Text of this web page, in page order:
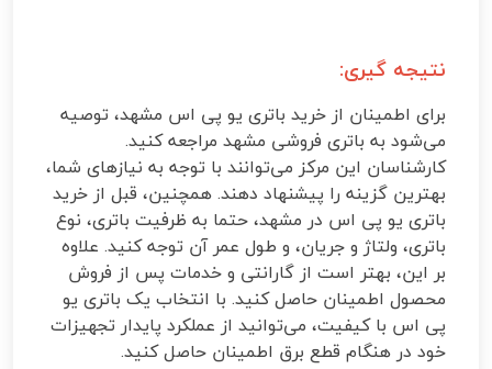
نتیجه گیری:
برای اطمینان از خرید باتری یو پی اس مشهد، توصیه
می‌شود به باتری فروشی مشهد مراجعه کنید.
کارشناسان این مرکز می‌توانند با توجه به نیازهای شما،
بهترین گزینه را پیشنهاد دهند. همچنین، قبل از خرید
باتری یو پی اس در مشهد، حتما به ظرفیت باتری، نوع
باتری، ولتاژ و جریان، و طول عمر آن توجه کنید. علاوه
بر این، بهتر است از گارانتی و خدمات پس از فروش
محصول اطمینان حاصل کنید. با انتخاب یک باتری یو
پی اس با کیفیت، می‌توانید از عملکرد پایدار تجهیزات
خود در هنگام قطع برق اطمینان حاصل کنید.